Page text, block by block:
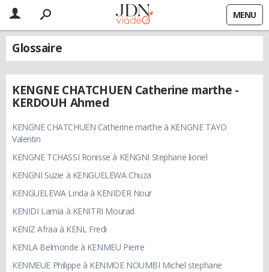
MENU
Glossaire
KENGNE CHATCHUEN Catherine marthe -
KERDOUH Ahmed
KENGNE CHATCHUEN Catherine marthe à KENGNE TAYO
Valentin
KENGNE TCHASSI Ronisse à KENGNI Stephane lionel
KENGNI Suzie à KENGUELEWA Chuza
KENGUELEWA Linda à KENIDER Nour
KENIDI Lamia à KENITRI Mourad
KENIZ Afraa à KENL Fredi
KENLA Belmonde à KENMEU Pierre
KENMEUE Philippe à KENMOE NOUMBI Michel stephane